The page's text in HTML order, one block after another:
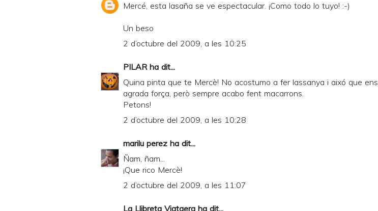
n
y
n
F
Mercé, esta lasaña se ve espectacular. ¡Como todo lo tuyo! :-)
Un beso
2 d’octubre del 2009, a les 10:25
PILARha dit...
Quina pinta que te Mercè! No acostumo a fer lassanya i aixó que ens
agrada força, però sempre acabo fent macarrons.
Petons!
2 d’octubre del 2009, a les 10:28
marilu perez ha dit...
Ñam, ñam...
¡Que rico Mercè!
2 d’octubre del 2009, a les 11:07
La Llibreta Viatgera ha dit...